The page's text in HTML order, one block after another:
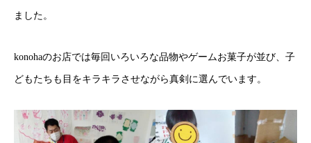
ました。
konohaのお店では毎回いろいろな品物やゲームお菓子が並び、子
どもたちも目をキラキラさせながら真剣に選んでいます。